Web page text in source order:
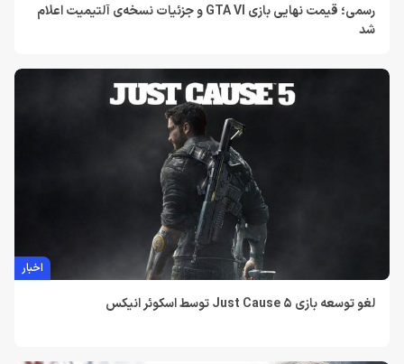
رسمی؛ قیمت نهایی بازی GTA VI و جزئیات نسخه‌ی آلتیمیت اعلام
شد
اخبار
لغو توسعه بازی Just Cause 5 توسط اسکوئر انیکس